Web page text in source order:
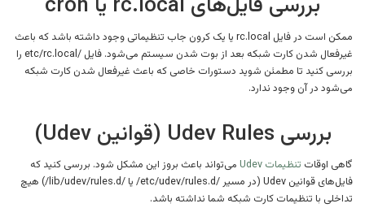
ممکن است در فایل rc.local یا یک کرون جاب تنظیماتی وجود داشته باشد که باعث
غیرفعال شدن کارت شبکه بعد از بوت شدن سیستم می‌شود. فایل /etc/rc.local را
بررسی کنید تا مطمئن شوید دستورات خاصی که باعث غیرفعال شدن کارت شبکه
می‌شود در آن وجود ندارد.
بررسی Udev Rules (قوانین Udev)
گاهی اوقات تنظیمات Udev
می‌تواند باعث بروز این مشکل شود. بررسی کنید که
فایل‌های قوانین Udev (در مسیر /etc/udev/rules.d/ یا /lib/udev/rules.d/) هیچ
تداخلی با تنظیمات کارت شبکه شما نداشته باشد.